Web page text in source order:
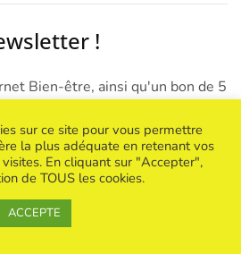
!
Bien-être, ainsi qu'un bon de 5
Newsletter (parici) ! Et 1 à 2 fois
des infos : de nouveaux ateliers,
de coaching, des articles et
seront traitées en conformité
sur ce site pour vous permettre
la plus adéquate en retenant vos
En cliquant sur "Accepter",
de TOUS les cookies.
ACCEPTE